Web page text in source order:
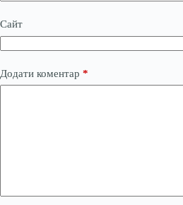
Сайт
Додати коментар *